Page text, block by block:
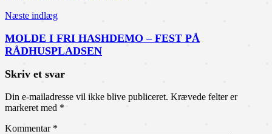
Næste indlæg
MOLDE I FRI HASHDEMO – FEST PÅ
RÅDHUSPLADSEN
Skriv et svar
Din e-mailadresse vil ikke blive publiceret. Krævede felter er
markeret med *
Kommentar *